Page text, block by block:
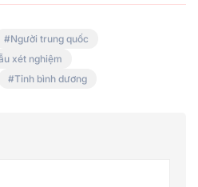
Người trung quốc
xét nghiệm
Tỉnh bình dương